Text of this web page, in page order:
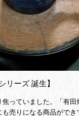
リーズ 誕生】
っていました。「有田
売りになる商品ができ